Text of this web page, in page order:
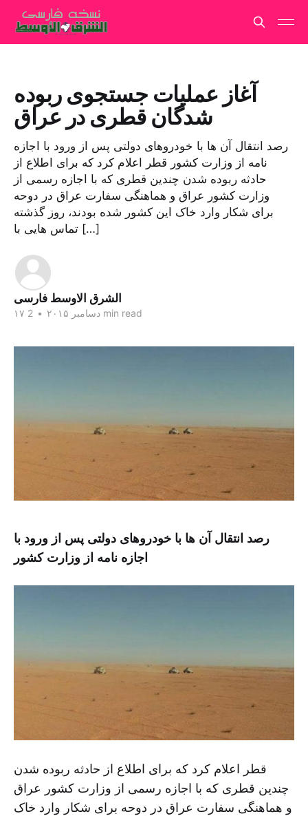
آغاز عملیات جستجوی ربوده
شدگان قطری در عراق
رصد انتقال آن ها با خودروهای دولتی پس از ورود با اجازه
نامه از وزارت کشور قطر اعلام کرد که برای اطلاع از
حادثه ربوده شدن چندین قطری که با اجازه رسمی از
وزارت کشور عراق و هماهنگی سفارت عراق در دوحه
برای شکار وارد خاک این کشور شده بودند، روز گذشته
تماس هایی با […]
الشرق الاوسط فارسی
۱۷ دسامبر ۲۰۱۵ • 2 min read
رصد انتقال آن ها با خودروهای دولتی پس از ورود با
اجازه نامه از وزارت کشور
قطر اعلام کرد که برای اطلاع از حادثه ربوده شدن
چندین قطری که با اجازه رسمی از وزارت کشور عراق
و هماهنگی سفارت عراق در دوحه برای شکار وارد خاک